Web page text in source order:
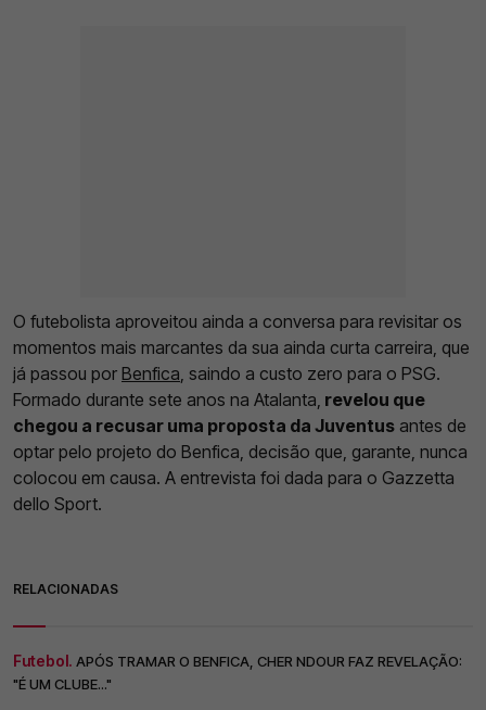
O futebolista aproveitou ainda a conversa para revisitar os
momentos mais marcantes da sua ainda curta carreira, que
já passou por Benfica , saindo a custo zero para o PSG.
Formado durante sete anos na Atalanta, revelou que
chegou a recusar uma proposta da Juventus antes de
optar pelo projeto do Benfica, decisão que, garante, nunca
colocou em causa. A entrevista foi dada para o Gazzetta
dello Sport.
RELACIONADAS
Futebol. APÓS TRAMAR O BENFICA, CHER NDOUR FAZ REVELAÇÃO:
"É UM CLUBE..."